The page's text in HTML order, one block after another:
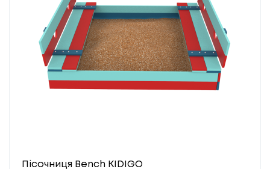
Пісочниця Bench KIDIGO